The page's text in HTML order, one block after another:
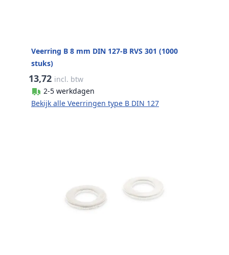
Veerring B 8 mm DIN 127-B RVS 301 (1000
stuks)
13,72 incl. btw
2-5 werkdagen
Bekijk alle Veerringen type B DIN 127